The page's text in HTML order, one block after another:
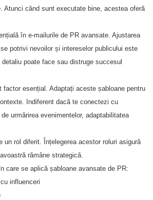
Atunci când sunt executate bine, acestea oferă
în e-mailurile de PR avansate. Ajustarea
potrivi nevoilor și intereselor publicului este
poate face sau distruge succesul
factor esențial. Adaptați aceste șabloane pentru
Indiferent dacă te conectezi cu
urmărirea evenimentelor, adaptabilitatea
un rol diferit. Înțelegerea acestor roluri asigură
rămâne strategică.
care se aplică șabloane avansate de PR:
influenceri